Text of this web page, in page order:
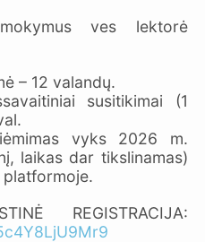
ves lektorė
– 12 valandų.
susitikimai (1
vyks 2026 m.
laikas dar tikslinamas)
platformoje.
REGISTRACIJA: